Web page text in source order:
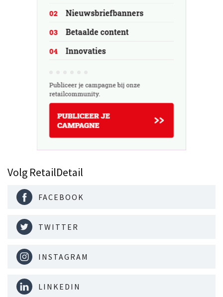
Volg RetailDetail
FACEBOOK
TWITTER
INSTAGRAM
LINKEDIN